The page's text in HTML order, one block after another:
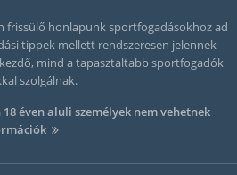
frissülő honlapunk sportfogadásokhoz ad
tippek mellett rendszeresen jelennek
mind a tapasztaltabb sportfogadók
szolgálnak.
éven aluli személyek nem vehetnek